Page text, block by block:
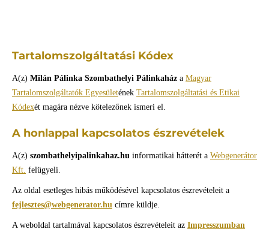
Tartalomszolgáltatási Kódex
A(z) Milán Pálinka Szombathelyi Pálinkaház a Magyar
Tartalomszolgáltatók Egyesületének Tartalomszolgáltatási és Etikai
Kódexét magára nézve kötelezőnek ismeri el.
A honlappal kapcsolatos észrevételek
A(z) szombathelyipalinkahaz.hu informatikai hátterét a Webgenerátor
Kft. felügyeli.
Az oldal esetleges hibás működésével kapcsolatos észrevételeit a
fejlesztes@webgenerator.hu címre küldje.
A weboldal tartalmával kapcsolatos észrevételeit az Impresszumban